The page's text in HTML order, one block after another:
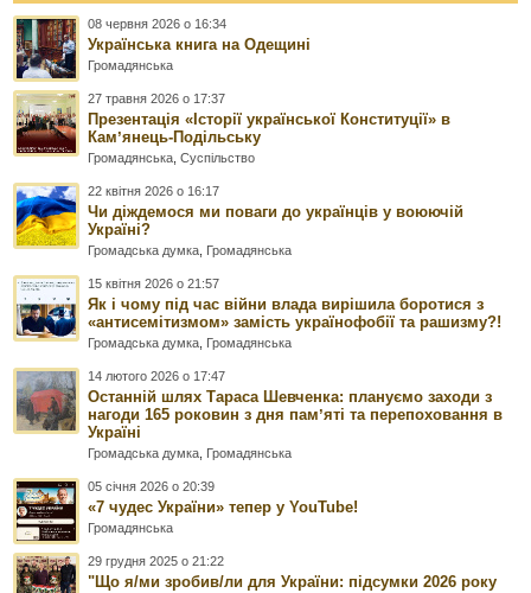
08 червня 2026 о 16:34
Українська книга на Одещині
Громадянська
27 травня 2026 о 17:37
Презентація «Історії української Конституції» в
Камʼянець-Подільську
Громадянська ,Суспільство
22 квітня 2026 о 16:17
Чи діждемося ми поваги до українців у воюючій
Україні?
Громадська думка Громадянська
15 квітня 2026 о 21:57
Як і чому під час війни влада вирішила боротися з
«антисемітизмом» замість українофобії та рашизму?!
Громадська думка Громадянська
14 лютого 2026 о 17:47
Останній шлях Тараса Шевченка: плануємо заходи з
нагоди 165 роковин з дня памʼяті та перепоховання в
Україні
Громадська думка Громадянська
05 січня 2026 о 20:39
«7 чудес України» тепер у YouTube!
Громадянська
29 грудня 2025 о 21:22
"Що я/ми зробив/ли для України: підсумки 2026 року